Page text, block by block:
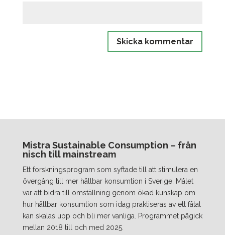
Mistra Sustainable Consumption – från
nisch till mainstream
Ett forskningsprogram som syftade till att stimulera en
övergång till mer hållbar konsumtion i Sverige. Målet
var att bidra till omställning genom ökad kunskap om
hur hållbar konsumtion som idag praktiseras av ett fåtal
kan skalas upp och bli mer vanliga. Programmet pågick
mellan 2018 till och med 2025.